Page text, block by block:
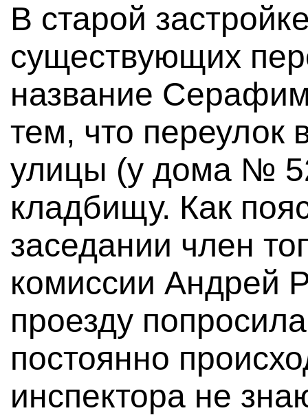
В старой
существующих
название
тем, что переулок
улицы (у дома №
кладбищу. Как
заседании член
комиссии Андрей
проезду
постоянно
инспектора не